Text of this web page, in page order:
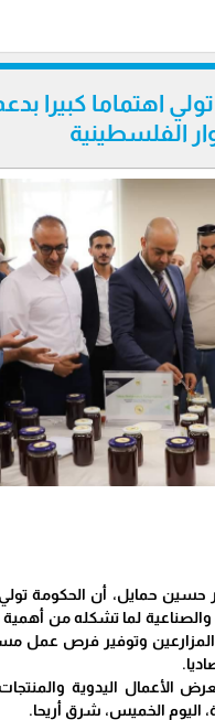
اهتماما كبيرا
الفلسطينية
حسين حمايل، أن الحكومة تولي
والصناعية لما تشكله من
المزارعين وتوفير فرص عمل
الأعمال اليدوية
اليوم الخميس، شرق أريحا.